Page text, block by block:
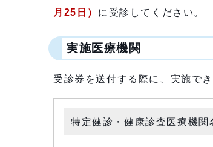
月25日） に受診してください。
実施医療機関
受診券を送付する際に、実施で
特定健診・健康診査医療機関